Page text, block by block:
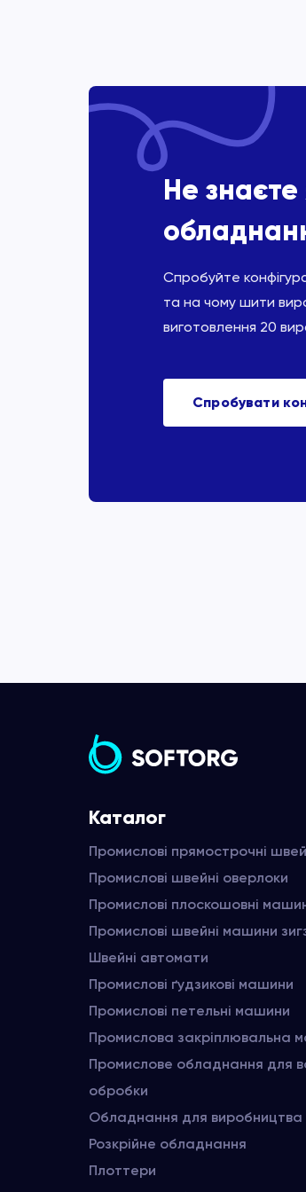
Не
Спробуйте
та на чому шити
виготовлення 20
Спробувати
Каталог
Промислові прямострочні
Промислові швейні оверлоки
Промислові плоскошовні
Промислові швейні машини
Швейні автомати
Промислові ґудзикові машини
Промислові петельні машини
Промислова закріплювальна
Промислове обладнання для
обробки
Обладнання для виробництва
Розкрійне обладнання
Плоттери